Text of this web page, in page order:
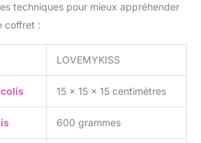
techniques pour mieux appréhender
coffret :
LOVEMYKISS
15 x 15 x 15 centimètres
600 grammes